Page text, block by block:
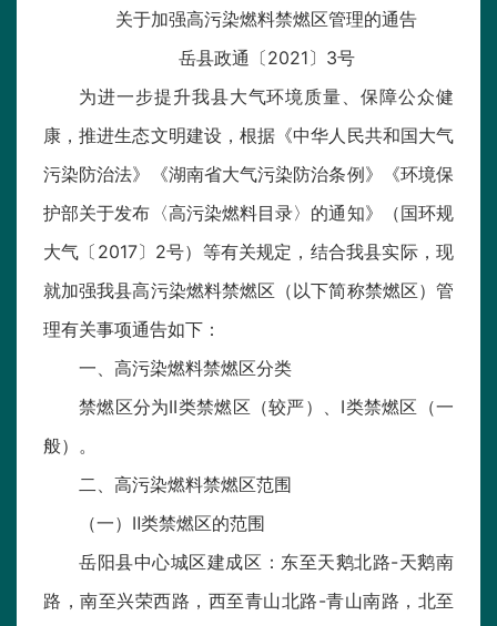
关于加强高污染燃料禁燃区管理的通告
岳县政通〔2021〕3号
为进一步提升我县大气环境质量、保障公众健
康，推进生态文明建设，根据《中华人民共和国大气
污染防治法》《湖南省大气污染防治条例》《环境保
护部关于发布〈高污染燃料目录〉的通知》（国环规
大气〔2017〕2号）等有关规定，结合我县实际，现
就加强我县高污染燃料禁燃区（以下简称禁燃区）管
理有关事项通告如下：
一、高污染燃料禁燃区分类
禁燃区分为II类禁燃区（较严）、I类禁燃区（一
般）。
二、高污染燃料禁燃区范围
（一）Ⅱ类禁燃区的范围
岳阳县中心城区建成区：东至天鹅北路-天鹅南
路，南至兴荣西路，西至青山北路-青山南路，北至